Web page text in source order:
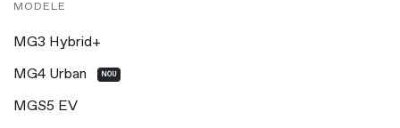
MODELE
MG3 Hybrid+
MG4 Urban NOU
MGS5 EV